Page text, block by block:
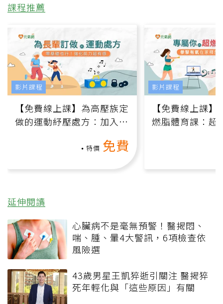
課程推薦
【免費線上課】為高壓族定
做的運動紓壓處方：加入行
特價 免費
影片課程
【免費線上課
燃脂體育課：超
影片課程
延伸閱讀
心臟病不是毫無預警！醫揭悶、
喘、腫、暈4大警訊，6項檢查依
風險選
43歲男星王凱猝逝引關注 醫揭猝
死年輕化與「這些原因」有關